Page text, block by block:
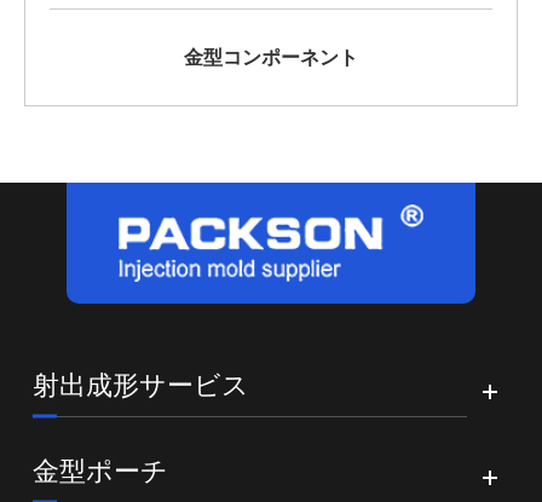
金型コンポーネント
射出成形サービス
金型ポーチ